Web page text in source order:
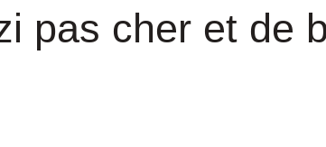
pas cher et de